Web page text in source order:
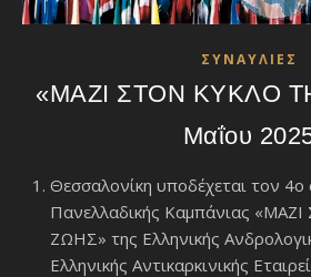
ΣΥΝΑΥΛΙΕΣ
«ΜΑΖΙ ΣΤΟΝ ΚΥΚΛΟ
Μαΐου
Θεσσαλονίκη υποδέχεται τον 4ο
Πανελλαδικής Καμπάνιας
ΖΩΗΣ» της Ελληνικής
Ελληνικής Αντικαρκινικής